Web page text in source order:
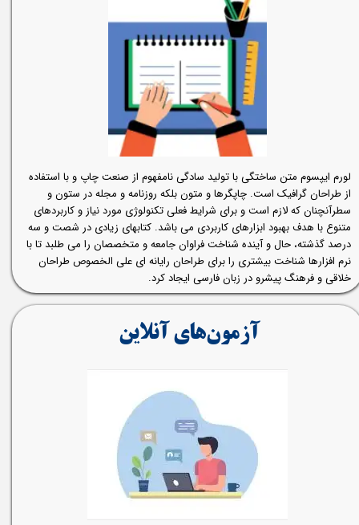
لورم ایپسوم متن ساختگی با تولید سادگی نامفهوم از صنعت چاپ و با استفاده
از طراحان گرافیک است. چاپگرها و متون بلکه روزنامه و مجله در ستون و
سطرآنچنان که لازم است و برای شرایط فعلی تکنولوژی مورد نیاز و کاربردهای
متنوع با هدف بهبود ابزارهای کاربردی می باشد. کتابهای زیادی در شصت و سه
درصد گذشته، حال و آینده شناخت فراوان جامعه و متخصصان را می طلبد تا با
نرم افزارها شناخت بیشتری را برای طراحان رایانه ای علی الخصوص طراحان
خلاقی و فرهنگ پیشرو در زبان فارسی ایجاد کرد.
​آزمون‌های آنلاین